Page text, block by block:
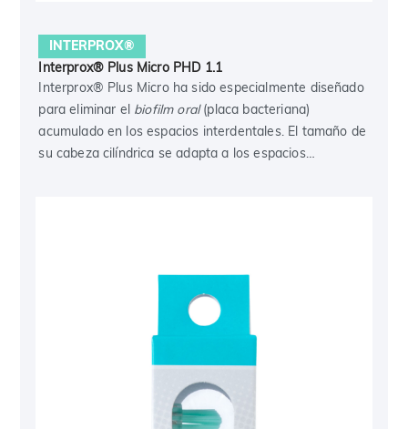
INTERPROX®
Interprox® Plus Micro PHD 1.1
Interprox® Plus Micro ha sido especialmente diseñado
para eliminar el biofilm oral(placa bacteriana)
acumulado en los espacios interdentales. El tamaño de
su cabeza cilíndrica se adapta a los espacios